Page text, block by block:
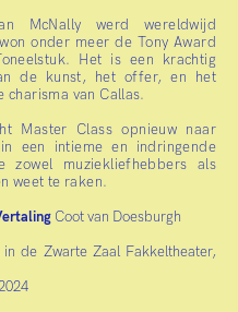
McNally werd wereldwijd
onder meer de Tony Award
Het is een krachtig
de kunst, het offer, en het
charisma van Callas.
Master Class opnieuw naar
een intieme en indringende
zowel muziekliefhebbers als
weet te raken.
Coot van Doesburgh
in de Zwarte Zaal Fakkeltheater,